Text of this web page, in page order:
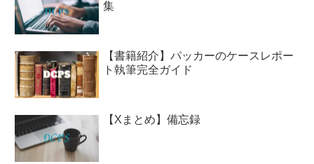
集
【書籍紹介】パッカーのケースレポー
ト執筆完全ガイド
【Xまとめ】備忘録